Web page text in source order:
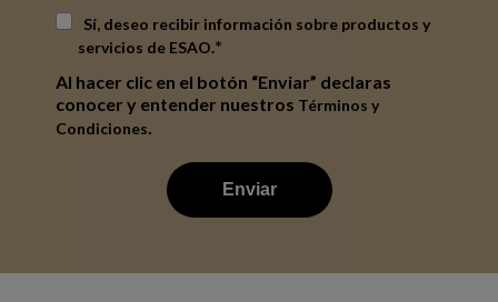
Sí, deseo recibir información sobre productos y
servicios de ESAO.*
Al hacer clic en el botón “Enviar” declaras
conocer y entender nuestros Términos y
Condiciones.